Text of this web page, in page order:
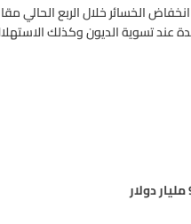
الخسائر خلال الربع الحالي
عند تسوية الديون وكذلك
مليار دولار